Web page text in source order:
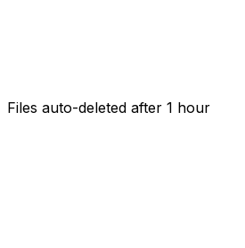
Files auto-deleted after 1 hour